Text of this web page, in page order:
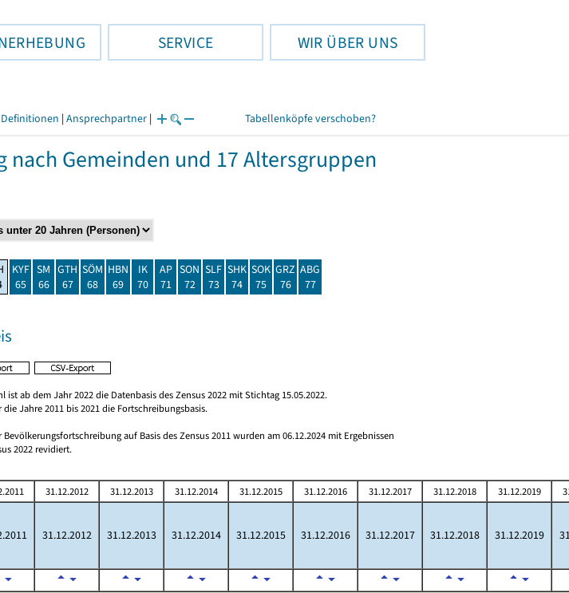
SERVICE WIR ÜBER UNS
Definitionen | Ansprechpartner | Tabellenköpfe verschoben?
nach Gemeinden und 17 Altersgruppen
KYF
65
SM
66
GTH
67
SÖM
68
HBN
69
IK
70
AP
71
SON
72
SLF
73
SHK
74
SOK
75
GRZ
76
ABG
77
ab dem Jahr 2022 die Datenbasis des Zensus 2022 mit Stichtag 15.05.2022.
Jahre 2011 bis 2021 die Fortschreibungsbasis.
auf Basis des Zensus 2011 wurden am 06.12.2024 mit Ergebnissen
2022 revidiert.
31.12.2012 31.12.2013 31.12.2014 31.12.2015 31.12.2016 31.12.2017 31.12.2018 31.12.2019
31.12.2012 31.12.2013 31.12.2014 31.12.2015 31.12.2016 31.12.2017 31.12.2018 31.12.2019